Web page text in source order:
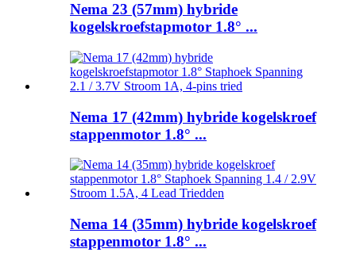
Nema 23 (57mm) hybride
kogelskroefstapmotor 1.8° ...
Nema 17 (42mm) hybride kogelskroef
stappenmotor 1.8° ...
Nema 14 (35mm) hybride kogelskroef
stappenmotor 1.8° ...